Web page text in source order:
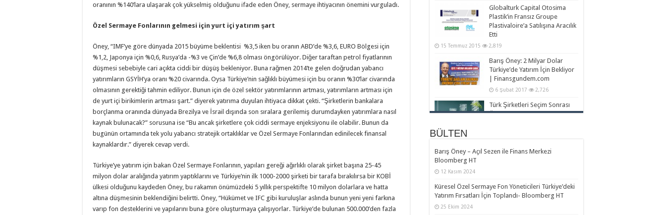
oranının %140’lara ulaşarak çok yükselmiş olduğunu ifade eden Öney, sermaye ihtiyacının önemini vurguladı.
Özel Sermaye Fonlarının gelmesi için yurt içi yatırım şart
Öney, “IMF’ye göre dünyada 2015 büyüme beklentisi %3,5 iken bu oranın ABD’de %3,6, EURO Bölgesi için
%1,2, Japonya için %0,6, Rusya’da -%3 ve Çin’de %6,8 olması öngörülüyor. Diğer taraftan petrol fiyatlarının
düşmesi sebebiyle cari açıkta ciddi bir düşüş bekleniyor. Buna rağmen 2014’te gelen doğrudan yabancı
yatırımların GSYİH’ya oranı %20 civarında. Oysa Türkiye’nin sağlıklı büyümesi için bu oranın %30’lar civarında
olmasının gerektiği tahmin ediliyor. Bunun için de özel sektör yatırımlarının artması, yatırımların artması için
de yurt içi birikimlerin artması şart.” diyerek yatırıma duyulan ihtiyaca dikkat çekti. “Şirketlerin bankalara
borçlanma oranında dünyada Brezilya ve İsrail dışında son sıralara gerilemiş durumdayken yatırımlara nasıl
kaynak bulunacak?” sorusuna ise “Bu ancak şirketlere çok ciddi sermaye enjeksiyonu ile olabilir. Bunun da
bugünün ortamında tek yolu yabancı stratejik ortaklıklar ve Özel Sermaye Fonlarından edinilecek finansal
kaynaklardır.” diyerek cevap verdi.
Türkiye’ye yatırım için bakan Özel Sermaye Fonlarının, yapıları gereği ağırlıklı olarak şirket başına 25-45
milyon dolar aralığında yatırım yaptıklarını ve Türkiye’nin ilk 1000-2000 şirketi bir tarafa bırakılırsa bir KOBİ
ülkesi olduğunu kaydeden Öney, bu rakamın önümüzdeki 5 yıllık perspektifte 10 milyon dolarlara ve hatta
altına düşmesinin beklendiğini belirtti. Öney, “Hükümet ve IFC gibi kuruluşlar aslında bunun yeni yeni farkına
varıp fon desteklerini ve yapılarını buna göre oluşturmaya çalışıyorlar. Türkiye’de bulunan 500.000’den fazla
Bloomberg HT – 10 Aralık 2019
Ekotürk TV – 9 Aralık 2019
Globalturk Capital Otosima
Plastik’in Fransız Groupe
Plastivaloire’a Satılışına Aracılık
Etti
15 Temmuz 2015 2,819
Barış Öney: 2 Milyar Dolar
Türkiye’de Yatırım İçin Bekliyor
| Finansgundem.com
6 Şubat 2017 2,726
Türk Şirketleri Seçim Sonrası
Özel Sermaye (Private Equity)
18 Haziran 2015 2,591
Yeni Özel Sermaye Fonlarının Gelmesi 150
Türk Şirketine Bağlı
22 Mart 2015 2,209
Türkiye’ye 5 Ayda 5 Kıtadan Yatırım |
Hurriyet.com.tr
BÜLTEN
Barış Öney – Açıl Sezen ile Finans Merkezi
Bloomberg HT
12 Kasım 2024
Küresel Özel Sermaye Fon Yöneticileri Türkiye’deki
Yatırım Fırsatları İçin Toplandı- Bloomberg HT
25 Ekim 2024